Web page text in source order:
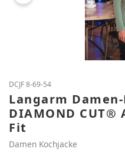
DCJF 8-69-54
Langarm
DIAMOND
Fit
Damen Kochjacke